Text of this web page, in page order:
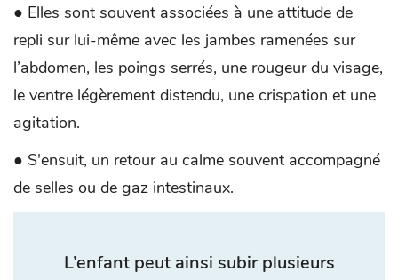
● Elles sont souvent associées à une attitude de
repli sur lui-même avec les jambes ramenées sur
l’abdomen, les poings serrés, une rougeur du visage,
le ventre légèrement distendu, une crispation et une
agitation.
● S'ensuit, un retour au calme souvent accompagné
de selles ou de gaz intestinaux.
L’enfant peut ainsi subir plusieurs